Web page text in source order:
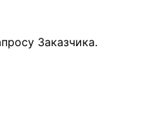
Заказчика.